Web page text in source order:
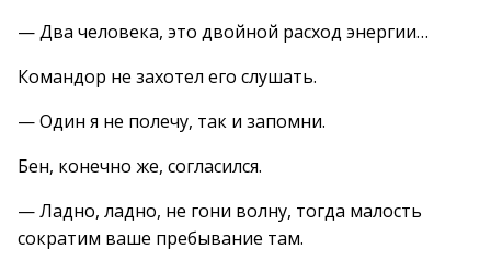
— Два человека, это двойной расход энергии…
Командор не захотел его слушать.
— Один я не полечу, так и запомни.
Бен, конечно же, согласился.
— Ладно, ладно, не гони волну, тогда малость
сократим ваше пребывание там.